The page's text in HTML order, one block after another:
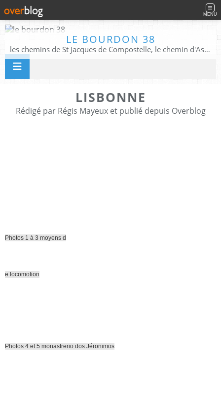
MENU
LE BOURDON 38
les chemins de St Jacques de Compostelle, le chemin d'Assise, La Voie Francigena, et autres chemins ........
LISBONNE
Rédigé par Régis Mayeux et publié depuis Overblog
Photos 1 à 3 moyens d
e locomotion
Photos 4 et 5 monastrerio dos Jéronimos